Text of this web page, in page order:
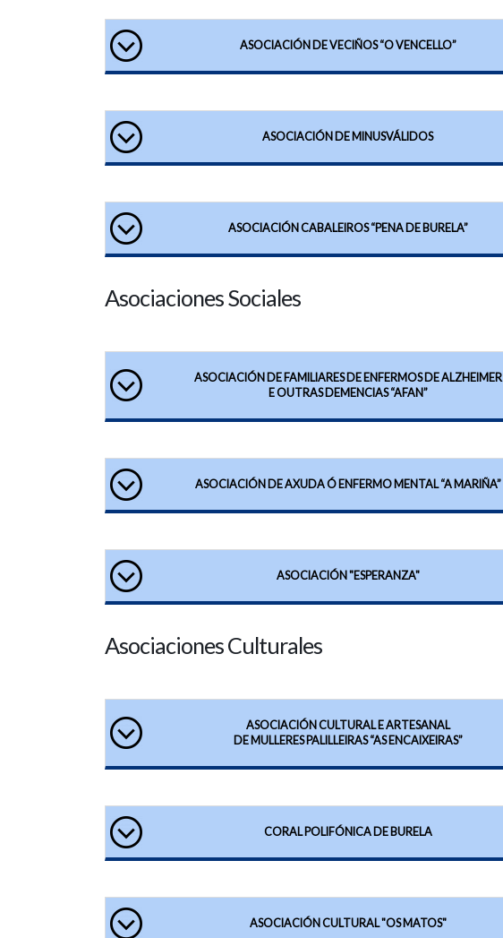
ASOCIACIÓN DE VECIÑOS “O VENCELLO”
ASOCIACIÓN DE MINUSVÁLIDOS
ASOCIACIÓN CABALEIROS “PENA DE BURELA”
Asociaciones Sociales
ASOCIACIÓN DE FAMILIARES DE ENFERMOS DE ALZHEIMER
E OUTRAS DEMENCIAS “AFAN”
ASOCIACIÓN DE AXUDA Ó ENFERMO MENTAL “A MARIÑA”
ASOCIACIÓN "ESPERANZA"
Asociaciones Culturales
ASOCIACIÓN CULTURAL E ARTESANAL
DE MULLERES PALILLEIRAS “AS ENCAIXEIRAS”
CORAL POLIFÓNICA DE BURELA
ASOCIACIÓN CULTURAL "OS MATOS"